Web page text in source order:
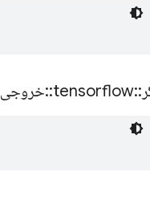
::
tensorflow
::خروجی